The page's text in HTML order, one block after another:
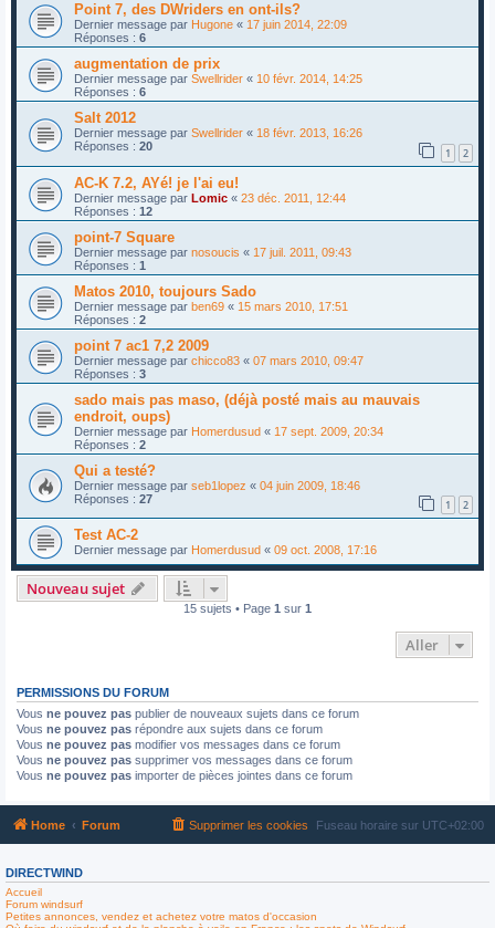
Point 7, des DWriders en ont-ils?
Dernier message par Hugone « 17 juin 2014, 22:09
Réponses : 6
augmentation de prix
Dernier message par Swellrider « 10 févr. 2014, 14:25
Réponses : 6
Salt 2012
Dernier message par Swellrider « 18 févr. 2013, 16:26
Réponses : 20 1 2
AC-K 7.2, AYé! je l'ai eu!
Dernier message par Lomic « 23 déc. 2011, 12:44
Réponses : 12
point-7 Square
Dernier message par nosoucis « 17 juil. 2011, 09:43
Réponses : 1
Matos 2010, toujours Sado
Dernier message par ben69 « 15 mars 2010, 17:51
Réponses : 2
point 7 ac1 7,2 2009
Dernier message par chicco83 « 07 mars 2010, 09:47
Réponses : 3
sado mais pas maso, (déjà posté mais au mauvais
endroit, oups)
Dernier message par Homerdusud « 17 sept. 2009, 20:34
Réponses : 2
Qui a testé?
Dernier message par seb1lopez « 04 juin 2009, 18:46
Réponses : 27 1 2
Test AC-2
Dernier message par Homerdusud « 09 oct. 2008, 17:16
Nouveau sujet
15 sujets • Page 1 sur 1
Aller
PERMISSIONS DU FORUM
Vous ne pouvez pas publier de nouveaux sujets dans ce forum
Vous ne pouvez pas répondre aux sujets dans ce forum
Vous ne pouvez pas modifier vos messages dans ce forum
Vous ne pouvez pas supprimer vos messages dans ce forum
Vous ne pouvez pas importer de pièces jointes dans ce forum
Home Forum Fuseau horaire sur UTC+02:00
Supprimer les cookies
DIRECTWIND
Accueil
Forum windsurf
Petites annonces, vendez et achetez votre matos d'occasion